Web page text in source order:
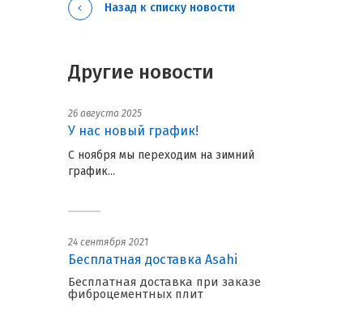
Назад к списку новости
Другие новости
26 августа 2025
У нас новый график!
С ноября мы переходим на зимний
график...
24 сентября 2021
Бесплатная доставка Asahi
Бесплатная доставка при заказе
фиброцементных плит